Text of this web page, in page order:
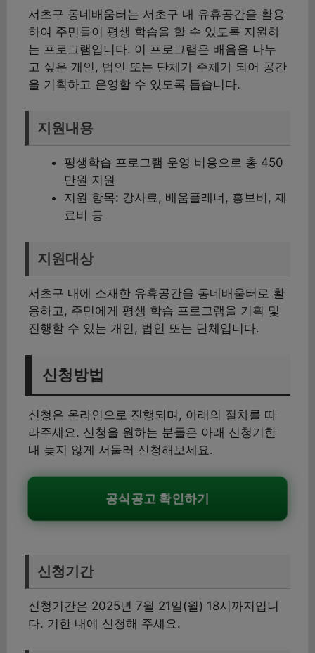
서초구 동네배움터는 서초구 내 유휴공간을 활용
하여 주민들이 평생 학습을 할 수 있도록 지원하
는 프로그램입니다. 이 프로그램은 배움을 나누
고 싶은 개인, 법인 또는 단체가 주체가 되어 공간
을 기획하고 운영할 수 있도록 돕습니다.
지원내용
평생학습 프로그램 운영 비용으로 총 450
만원 지원
지원 항목: 강사료, 배움플래너, 홍보비, 재
료비 등
지원대상
서초구 내에 소재한 유휴공간을 동네배움터로 활
용하고, 주민에게 평생 학습 프로그램을 기획 및
진행할 수 있는 개인, 법인 또는 단체입니다.
신청방법
신청은 온라인으로 진행되며, 아래의 절차를 따
라주세요. 신청을 원하는 분들은 아래 신청기한
내 늦지 않게 서둘러 신청해보세요.
공식공고 확인하기
신청기간
신청기간은 2025년 7월 21일(월) 18시까지입니
다. 기한 내에 신청해 주세요.